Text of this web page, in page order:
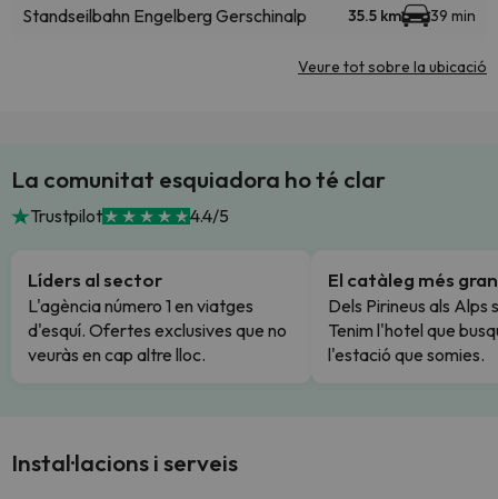
Standseilbahn Engelberg Gerschinalp 35.5 km 39 min
Veure tot sobre la ubicació
La comunitat esquiadora ho té clar
Trustpilot 4.4/5
Líders al sector
L'agència número 1 en viatges
d'esquí. Ofertes exclusives que no
veuràs en cap altre lloc.
El catàleg més gran
Dels Pirineus als Alps
Tenim l'hotel que
l'estació que somies.
Instal·lacions i serveis